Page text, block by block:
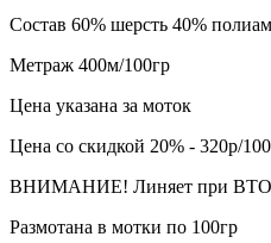
Состав 60% шерсть 40%
Метраж 400м/100гр
Цена указана за моток
Цена со скидкой 20% - 320р/
ВНИМАНИЕ! Линяет при ВТО
Размотана в мотки по 100гр